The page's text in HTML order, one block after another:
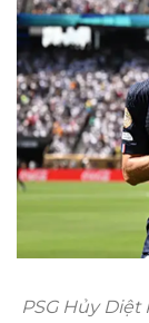
PSG Hủy